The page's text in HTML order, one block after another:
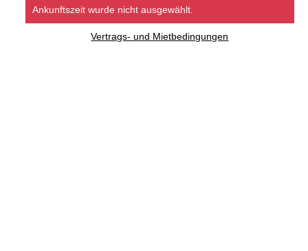
Ankunftszeit wurde nicht ausgewählt.
Vertrags- und Mietbedingungen